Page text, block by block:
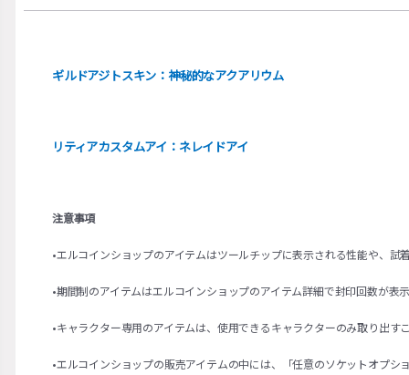
ギルドアジトスキン：神秘的なアクアリウム
リティアカスタムアイ：ネレイドアイ
注意事項
•エルコインショップのアイテムはツールチップに表示される性能や、
•期間制のアイテムはエルコインショップのアイテム詳細で封印回数が
•キャラクター専用のアイテムは、使用できるキャラクターのみ取り出す
•エルコインショップの販売アイテムの中には、「任意のソケットオプ